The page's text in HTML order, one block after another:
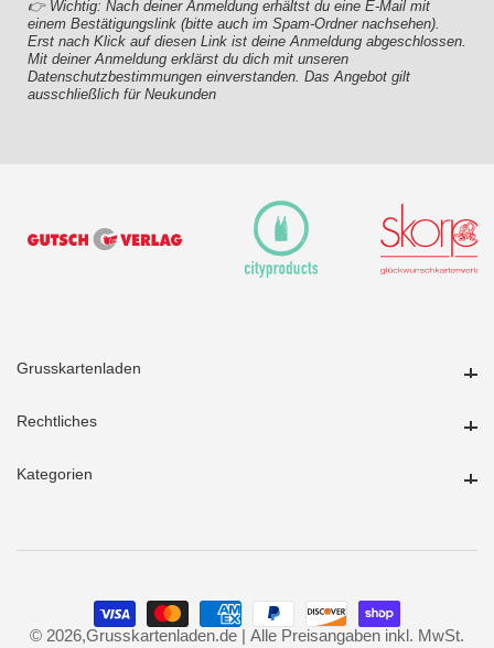
👉 Wichtig: Nach deiner Anmeldung erhältst du eine E-Mail mit
einem Bestätigungslink (bitte auch im Spam-Ordner nachsehen).
Erst nach Klick auf diesen Link ist deine Anmeldung abgeschlossen.
Mit deiner Anmeldung erklärst du dich mit unseren
Datenschutzbestimmungen einverstanden. Das Angebot gilt
ausschließlich für Neukunden
Grusskartenladen
Rechtliches
Kategorien
© 2026,Grusskartenladen.de | Alle Preisangaben inkl. MwSt.